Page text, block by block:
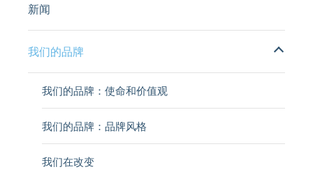
新闻
我们的品牌
我们的品牌：使命和价值观
我们的品牌：品牌风格
我们在改变